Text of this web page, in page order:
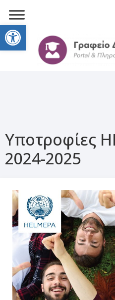
Open toolbar
Υποτροφίες
2024-2025